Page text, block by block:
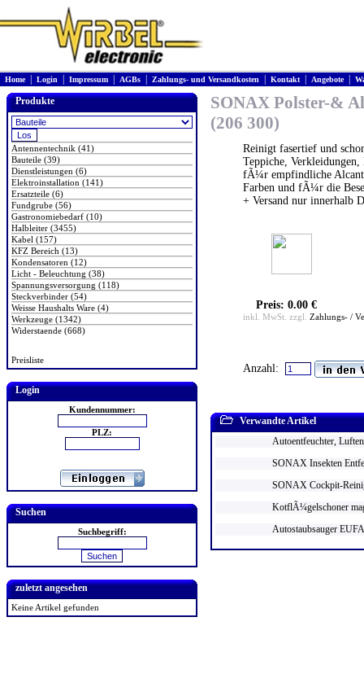
Home| Login Impressum AGBs Zahlungs- und Versandkosten Kontakt| Angebote|
Produkte
Antennentechnik (41)
Bauteile (39)
Dienstleistungen (6)
Elektroinstallation (141)
Ersatzteile (6)
Fundgrube (56)
Gastronomiebedarf (10)
Halbleiter (3455)
Kabel (157)
KFZ Bereich (13)
Kondensatoren (12)
Licht - Beleuchtung (38)
Spannungsversorgung (118)
Steckverbinder (54)
Weisse Haushalts Ware (4)
Werkzeuge (1342)
Widerstaende (668)
Preisliste
Login
Kundennummer:
PLZ:
Suchen
Suchbegriff:
zuletzt angesehen
Keine Artikel gefunden
SONAX Polster-&
(206 300)
Reinigt fasertief und
Teppiche,
fÃ¼r empfindliche
Farben und fÃ¼r die
+ Versand nur innerhalb
Preis: 0.00 €
inkl. MwSt. zzgl. Zahlungs- /
Anzahl:
Verwandte Artikel
Autoentfeuchter,
SONAX Insekten
SONAX Cockpit-
KotflÃ¼gelschoner
Autostaubsauger